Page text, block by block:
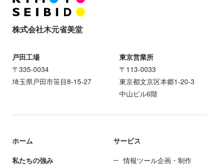
株式会社木元省美堂
戸田工場
〒335-0034
埼玉県戸田市笹目8-15-27
東京営業所
〒113-0033
東京都文京区本郷1-20-3
中山ビル6階
ホーム
私たちの強み
サービス
情報ツール企画・制作